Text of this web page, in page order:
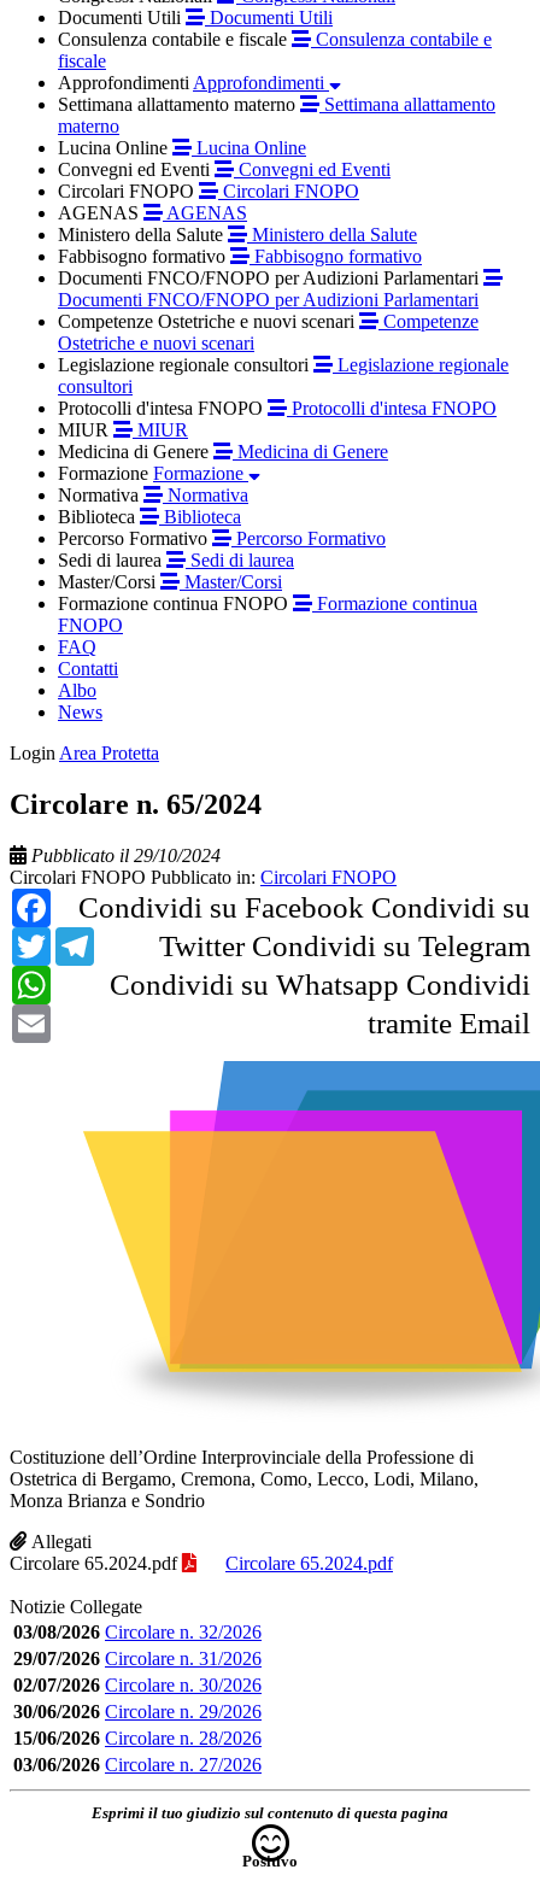
Documenti Utili
Documenti Utili
Consulenza contabile e fiscale
Consulenza contabile e
fiscale
Approfondimenti Approfondimenti
Settimana allattamento materno
Settimana allattamento
materno
Lucina Online
Lucina Online
Convegni ed Eventi
Convegni ed Eventi
Circolari FNOPO
Circolari FNOPO
AGENAS
AGENAS
Ministero della Salute
Ministero della Salute
Fabbisogno formativo
Fabbisogno formativo
Documenti FNCO/FNOPO per Audizioni Parlamentari
Documenti FNCO/FNOPO per Audizioni Parlamentari
Competenze Ostetriche e nuovi scenari
Competenze
Ostetriche e nuovi scenari
Legislazione regionale consultori
Legislazione regionale
consultori
Protocolli d'intesa FNOPO
Protocolli d'intesa FNOPO
MIUR
MIUR
Medicina di Genere
Medicina di Genere
Formazione Formazione
Normativa
Normativa
Biblioteca
Biblioteca
Percorso Formativo
Percorso Formativo
Sedi di laurea
Sedi di laurea
Master/Corsi
Master/Corsi
Formazione continua FNOPO
Formazione continua
FNOPO
FAQ
Contatti
Albo
News
Login Area Protetta
Circolare n. 65/2024
Pubblicato il 29/10/2024
Circolari FNOPO Pubblicato in: Circolari FNOPO
Condividi su Facebook
Facebook
Condividi su
Twitter
Twitter Condividi su Telegram
Telegram
Condividi su Whatsapp
WhatsApp
Condividi
tramite Email
Costituzione dell’Ordine Interprovinciale della Professione di
Ostetrica di Bergamo, Cremona, Como, Lecco, Lodi, Milano,
Monza Brianza e Sondrio
Allegati
Circolare 65.2024.pdf
Circolare 65.2024.pdf
Notizie Collegate
03/08/2026 Circolare n. 32/2026
29/07/2026 Circolare n. 31/2026
02/07/2026 Circolare n. 30/2026
30/06/2026 Circolare n. 29/2026
15/06/2026 Circolare n. 28/2026
03/06/2026 Circolare n. 27/2026
Esprimi il tuo giudizio sul contenuto di questa pagina
Positivo